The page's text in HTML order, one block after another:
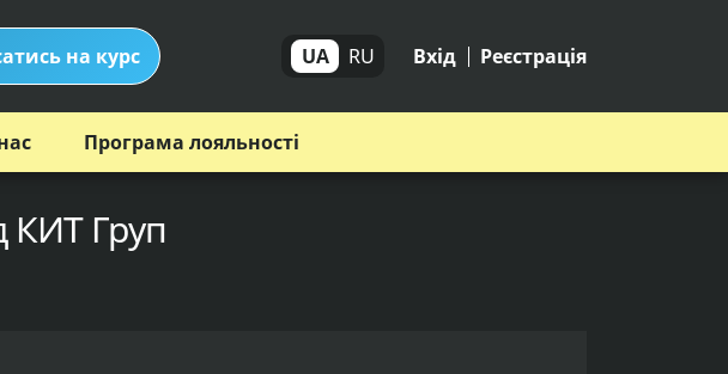
на курс UA RU Вхід Реєстрація
Програма лояльності
КИТ Груп